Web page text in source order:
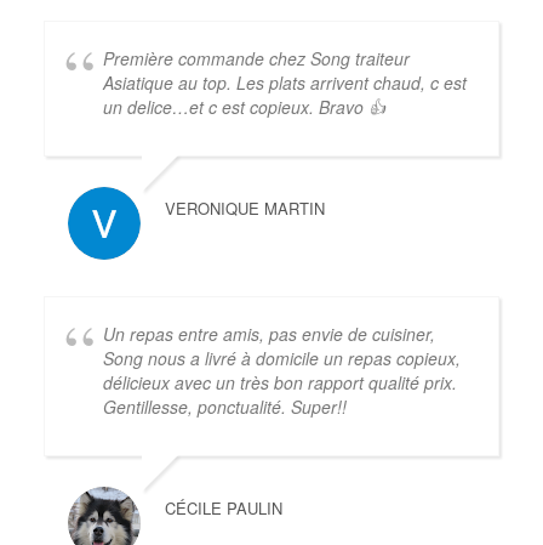
Première commande chez Song traiteur
Asiatique au top. Les plats arrivent chaud, c est
un delice…et c est copieux. Bravo 👍
VERONIQUE MARTIN
Un repas entre amis, pas envie de cuisiner,
Song nous a livré à domicile un repas copieux,
délicieux avec un très bon rapport qualité prix.
Gentillesse, ponctualité. Super!!
CÉCILE PAULIN